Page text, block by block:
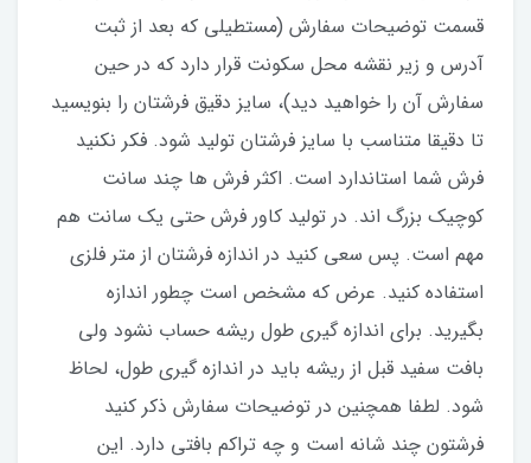
قسمت توضیحات سفارش (مستطیلی که بعد از ثبت
آدرس و زیر نقشه محل سکونت قرار دارد که در حین
سفارش آن را خواهید دید)، سایز دقیق فرشتان را بنویسید
تا دقیقا متناسب با سایز فرشتان تولید شود. فکر نکنید
فرش شما استاندارد است. اکثر فرش ها چند سانت
کوچیک بزرگ اند. در تولید کاور فرش حتی یک سانت هم
مهم است. پس سعی کنید در اندازه فرشتان از متر فلزی
استفاده کنید‌. عرض که مشخص است چطور اندازه
بگیرید. برای اندازه گیری طول ریشه حساب نشود ولی
بافت سفید قبل از ریشه باید در اندازه گیری طول، لحاظ
شود. لطفا همچنین در توضیحات سفارش ذکر کنید
فرشتون چند شانه است و چه تراکم بافتی دارد. این